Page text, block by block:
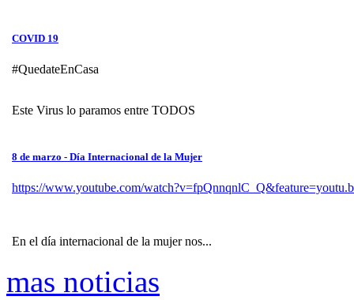
COVID 19
#QuedateEnCasa
Este Virus lo paramos entre TODOS
8 de marzo - Día Internacional de la Mujer
https://www.youtube.com/
En el día internacional de la mujer nos...
mas noticias